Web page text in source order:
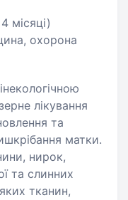
місяці)
охорона
лікування
та
матки.
нирок,
та слинних
тканин,